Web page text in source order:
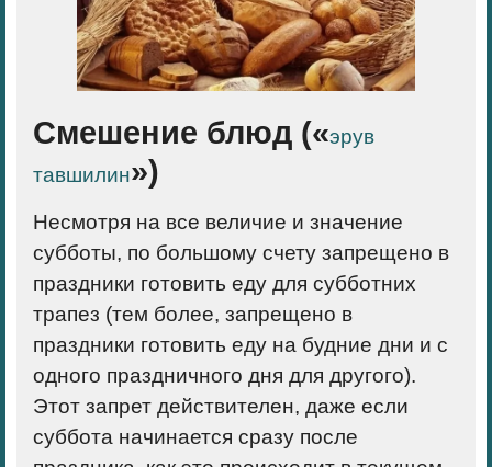
Смешение блюд («эрув
тавшилин»)
Несмотря на все величие и значение
субботы, по большому счету запрещено в
праздники готовить еду для субботних
трапез (тем более, запрещено в
праздники готовить еду на будние дни и с
одного праздничного дня для другого).
Этот запрет действителен, даже если
суббота начинается сразу после